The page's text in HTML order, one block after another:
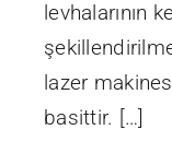
levhalarının
lazer
basittir. […]